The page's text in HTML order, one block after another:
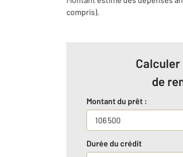
compris).
de
Montant du prêt :
Durée du crédit